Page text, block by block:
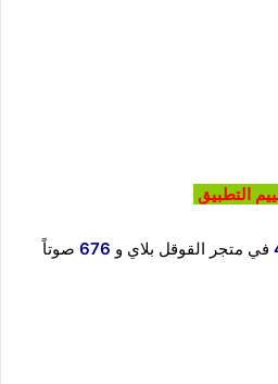
التطبيق
في متجر القوقل بلاي و 676 صوتاً